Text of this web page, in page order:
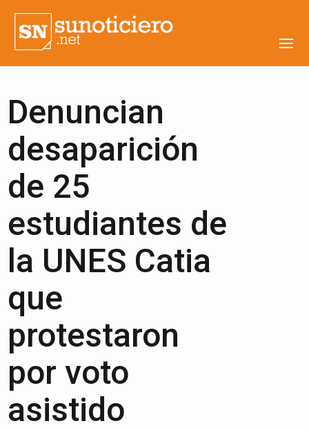
Denuncian
desaparición
de 25
estudiantes de
la UNES Catia
que
protestaron
por voto
asistido